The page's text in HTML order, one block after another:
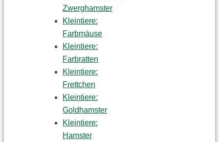
Zwerghamster
Kleintiere:
Farbmäuse
Kleintiere:
Farbratten
Kleintiere:
Frettchen
Kleintiere:
Goldhamster
Kleintiere:
Hamster